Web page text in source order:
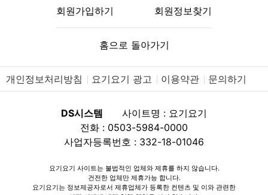
회원가입하기 회원정보찾기
홈으로 돌아가기
개인정보처리방침 요기요기 광고 이용약관 문의하기
DS시스템
사이트명 : 요기요기
전화 : 0503-5984-0000
사업자등록번호 : 332-18-01046
요기요기 사이트는 불법적인 업체와 제휴를 하지 않습니다.
건전한 업체만 제휴가능 합니다.
요기요기는 정보제공자로서 제휴업체가 등록한 컨텐츠 및 이와 관련한